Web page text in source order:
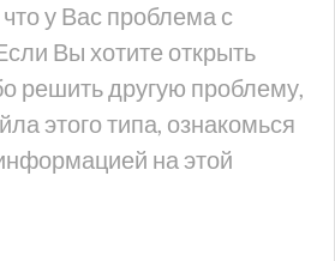
у Вас проблема с
Вы хотите открыть
решить другую проблему,
этого типа, ознакомься
на этой